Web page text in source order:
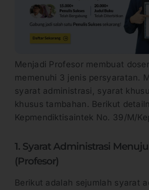
Menjadi Profesor membuat
memenuhi 3 jenis persyaratan.
syarat administrasi, syarat
khusus tambahan. Berikut
Kepmendiktisaintek No. 39/M/
1. Syarat Administrasi
(Profesor)
Berikut adalah sejumlah syarat